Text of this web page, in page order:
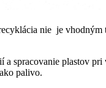
nie je
spracovanie plastov
palivo.